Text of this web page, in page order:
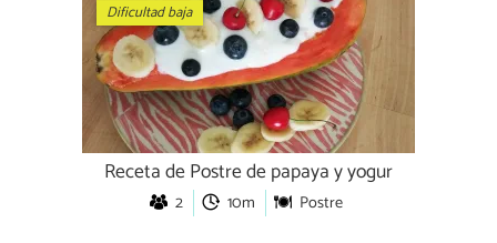
Dificultad baja
Receta de Postre de papaya y yogur
2 10m Postre